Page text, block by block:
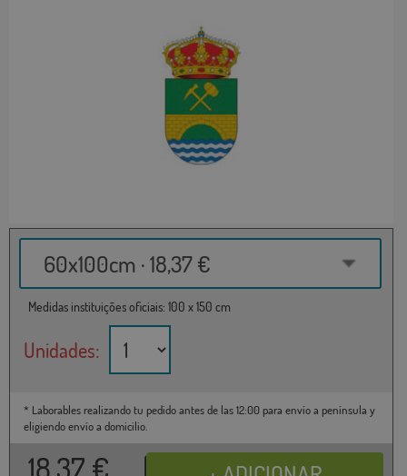
60x100cm · 18,37 €
Medidas instituições oficiais: 100 x 150 cm
Unidades:
* Laborables realizando tu pedido antes de las 12:00 para envío a península y
eligiendo envío a domicilio.
18,37 €